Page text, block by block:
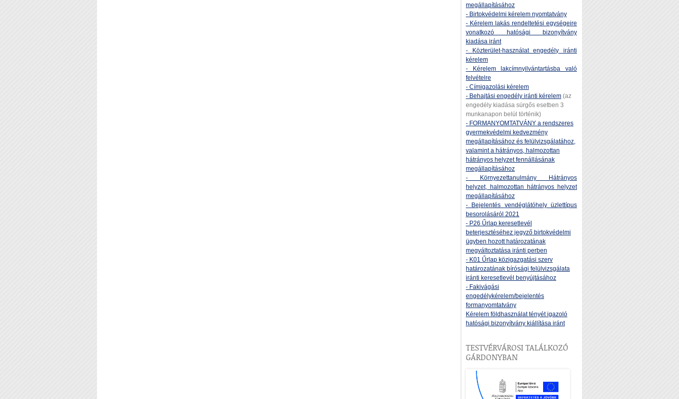
megállapításához
- Birtokvédelmi kérelem nyomtatvány
- Kérelem lakás rendeltetési egységeire
vonatkozó hatósági bizonyítvány
kiadása iránt
- Közterület-használat engedély iránti
kérelem
- Kérelem lakcímnyilvántartásba való
felvételre
- Címigazolási kérelem
- Behajtási engedély iránti kérelem (az
engedély kiadása sürgős esetben 3
munkanapon belül történik)
- FORMANYOMTATVÁNY a rendszeres
gyermekvédelmi kedvezmény
megállapításához és felülvizsgálatához,
valamint a hátrányos, halmozottan
hátrányos helyzet fennállásának
megállapításához
- Környezettanulmány Hátrányos
helyzet, halmozottan hátrányos helyzet
megállapításához
- Bejelentés vendéglátóhely üzlettípus
besorolásáról 2021
- P26 Űrlap keresetlevél
beterjesztéséhez jegyző birtokvédelmi
ügyben hozott határozatának
megváltoztatása iránti perben
- K01 Űrlap közigazgatási szerv
határozatának bírósági felülvizsgálata
iránti keresetlevél benyújtásához
- Fakivágási
engedélykérelem/bejelentés
formanyomtatvány
Kérelem földhasználat tényét igazoló
hatósági bizonyítvány kiállítása iránt
TESTVÉRVÁROSI TALÁLKOZÓ
GÁRDONYBAN